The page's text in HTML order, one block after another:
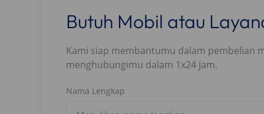
Butuh Mobil atau
Kami siap membantumu dalam pembelian
menghubungimu dalam 1x24 jam.
Nama Lengkap